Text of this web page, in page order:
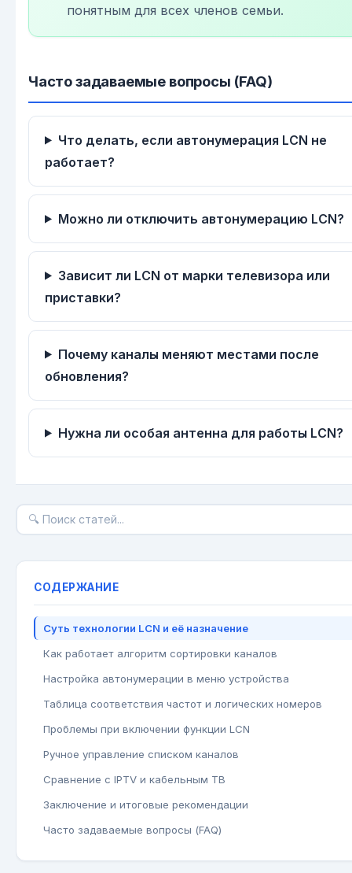
понятным для всех членов семьи.
Часто задаваемые вопросы (FAQ)
Что делать, если автонумерация LCN не
работает?
Можно ли отключить автонумерацию LCN?
Зависит ли LCN от марки телевизора или
приставки?
Почему каналы меняют местами после
обновления?
Нужна ли особая антенна для работы LCN?
СОДЕРЖАНИЕ
Суть технологии LCN и её назначение
Как работает алгоритм сортировки каналов
Настройка автонумерации в меню устройства
Таблица соответствия частот и логических номеров
Проблемы при включении функции LCN
Ручное управление списком каналов
Сравнение с IPTV и кабельным ТВ
Заключение и итоговые рекомендации
Часто задаваемые вопросы (FAQ)